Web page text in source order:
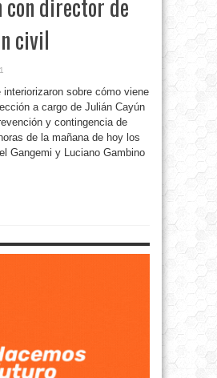
con director de
civil
interiorizaron sobre cómo viene
a cargo de Julián Cayún
y contingencia de
de la mañana de hoy los
Gangemi y Luciano Gambino